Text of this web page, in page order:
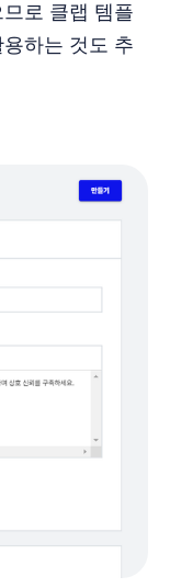
로 클랩 템플
하는 것도 추